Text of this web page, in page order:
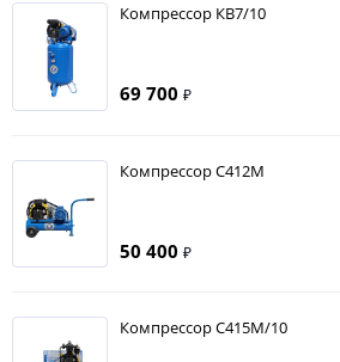
Компрессор КВ7/10
69 700 ₽
Компрессор С412М
50 400 ₽
Компрессор С415М/10